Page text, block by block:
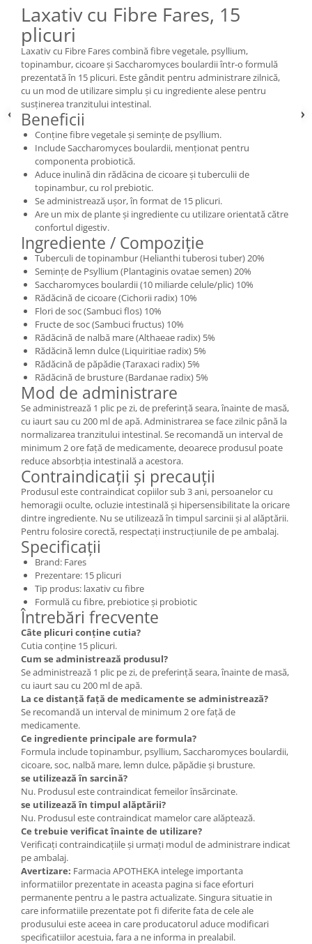
Laxativ cu Fibre Fares, 15
plicuri
Laxativ cu Fibre Fares combină fibre vegetale, psyllium,
topinambur, cicoare și Saccharomyces boulardii într-o formulă
prezentată în 15 plicuri. Este gândit pentru administrare zilnică,
cu un mod de utilizare simplu și cu ingrediente alese pentru
susținerea tranzitului intestinal.
Beneficii
Conține fibre vegetale și semințe de psyllium.
Include Saccharomyces boulardii, menționat pentru
componenta probiotică.
Aduce inulină din rădăcina de cicoare și tuberculii de
topinambur, cu rol prebiotic.
Se administrează ușor, în format de 15 plicuri.
Are un mix de plante și ingrediente cu utilizare orientată către
confortul digestiv.
Ingrediente / Compoziție
Tuberculi de topinambur (Helianthi tuberosi tuber) 20%
Semințe de Psyllium (Plantaginis ovatae semen) 20%
Saccharomyces boulardii (10 miliarde celule/plic) 10%
Rădăcină de cicoare (Cichorii radix) 10%
Flori de soc (Sambuci flos) 10%
Fructe de soc (Sambuci fructus) 10%
Rădăcină de nalbă mare (Althaeae radix) 5%
Rădăcină lemn dulce (Liquiritiae radix) 5%
Rădăcină de păpădie (Taraxaci radix) 5%
Rădăcină de brusture (Bardanae radix) 5%
Mod de administrare
Se administrează 1 plic pe zi, de preferință seara, înainte de masă,
cu iaurt sau cu 200 ml de apă. Administrarea se face zilnic până la
normalizarea tranzitului intestinal. Se recomandă un interval de
minimum 2 ore față de medicamente, deoarece produsul poate
reduce absorbția intestinală a acestora.
Contraindicații și precauții
Produsul este contraindicat copiilor sub 3 ani, persoanelor cu
hemoragii oculte, ocluzie intestinală și hipersensibilitate la oricare
dintre ingrediente. Nu se utilizează în timpul sarcinii și al alăptării.
Pentru folosire corectă, respectați instrucțiunile de pe ambalaj.
Specificații
Brand: Fares
Prezentare: 15 plicuri
Tip produs: laxativ cu fibre
Formulă cu fibre, prebiotice și probiotic
Întrebări frecvente
Câte plicuri conține cutia?
Cutia conține 15 plicuri.
Cum se administrează produsul?
Se administrează 1 plic pe zi, de preferință seara, înainte de masă,
cu iaurt sau cu 200 ml de apă.
La ce distanță față de medicamente se administrează?
Se recomandă un interval de minimum 2 ore față de
medicamente.
Ce ingrediente principale are formula?
Formula include topinambur, psyllium, Saccharomyces boulardii,
cicoare, soc, nalbă mare, lemn dulce, păpădie și brusture.
se utilizează în sarcină?
Nu. Produsul este contraindicat femeilor însărcinate.
se utilizează în timpul alăptării?
Nu. Produsul este contraindicat mamelor care alăptează.
Ce trebuie verificat înainte de utilizare?
Verificați contraindicațiile și urmați modul de administrare indicat
pe ambalaj.
Avertizare: Farmacia APOTHEKA intelege importanta
informatiilor prezentate in aceasta pagina si face eforturi
permanente pentru a le pastra actualizate. Singura situatie in
care informatiile prezentate pot fi diferite fata de cele ale
produsului este aceea in care producatorul aduce modificari
specificatiilor acestuia, fara a ne informa in prealabil.